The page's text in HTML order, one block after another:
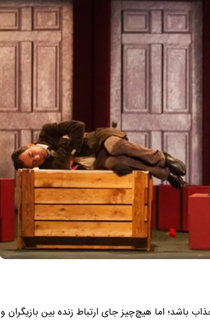
باشد؛ اما هیچ‌چیز جای ارتباط زنده بین بازیگران و